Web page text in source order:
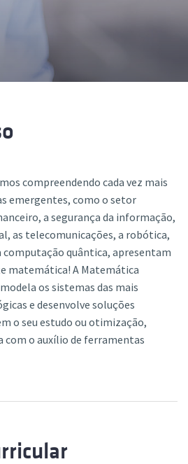
compreendendo cada vez mais
emergentes, como o setor
a segurança da informação,
as telecomunicações, a robótica,
computação quântica, apresentam
matemática! A Matemática
os sistemas das mais
e desenvolve soluções
o seu estudo ou otimização,
com o auxílio de ferramentas